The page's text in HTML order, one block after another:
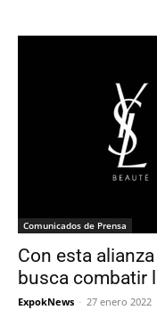
Comunicados de Prensa
Con esta
busca combatir
ExpokNews - 27 enero 2022